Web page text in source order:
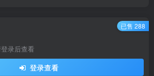
录后查看
登录查看
已售 288